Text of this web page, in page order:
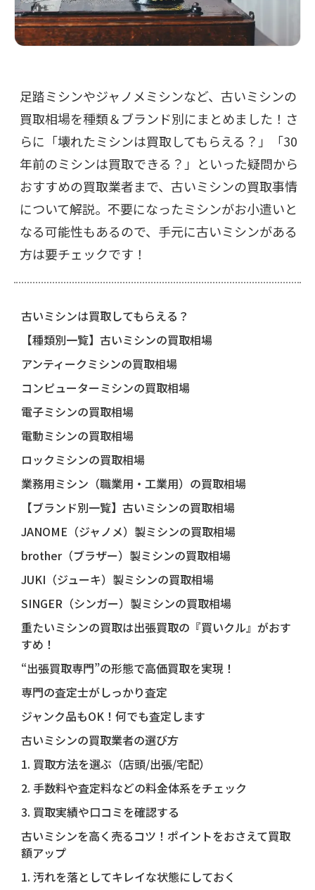
足踏ミシンやジャノメミシンなど、古いミシンの
買取相場を種類＆ブランド別にまとめました！さ
らに「壊れたミシンは買取してもらえる？」「30
年前のミシンは買取できる？」といった疑問から
おすすめの買取業者まで、古いミシンの買取事情
について解説。不要になったミシンがお小遣いと
なる可能性もあるので、手元に古いミシンがある
方は要チェックです！
古いミシンは買取してもらえる？
【種類別一覧】古いミシンの買取相場
アンティークミシンの買取相場
コンピューターミシンの買取相場
電子ミシンの買取相場
電動ミシンの買取相場
ロックミシンの買取相場
業務用ミシン（職業用・工業用）の買取相場
【ブランド別一覧】古いミシンの買取相場
JANOME（ジャノメ）製ミシンの買取相場
brother（ブラザー）製ミシンの買取相場
JUKI（ジューキ）製ミシンの買取相場
SINGER（シンガー）製ミシンの買取相場
重たいミシンの買取は出張買取の『買いクル』がおす
すめ！
“出張買取専門”の形態で高価買取を実現！
専門の査定士がしっかり査定
ジャンク品もOK！何でも査定します
古いミシンの買取業者の選び方
1. 買取方法を選ぶ（店頭/出張/宅配）
2. 手数料や査定料などの料金体系をチェック
3. 買取実績や口コミを確認する
古いミシンを高く売るコツ！ポイントをおさえて買取
額アップ
1. 汚れを落としてキレイな状態にしておく